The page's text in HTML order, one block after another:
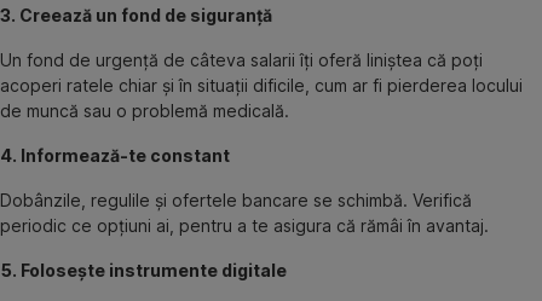
3. Creează un fond de siguranță
Un fond de urgență de câteva salarii îți oferă liniștea că poți
acoperi ratele chiar și în situații dificile, cum ar fi pierderea locului
de muncă sau o problemă medicală.
4. Informează-te constant
Dobânzile, regulile și ofertele bancare se schimbă. Verifică
periodic ce opțiuni ai, pentru a te asigura că rămâi în avantaj.
5. Folosește instrumente digitale